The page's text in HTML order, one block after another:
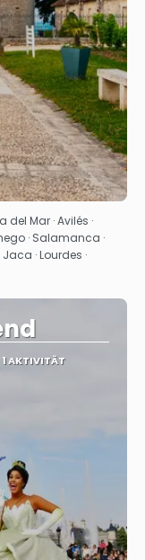
Mar · Avilés ·
· Salamanca ·
· Lourdes ·
1 AKTIVITÄT